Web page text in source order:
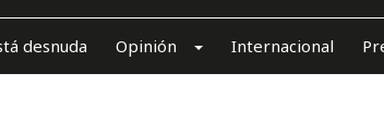
desnuda Opinión Internacional